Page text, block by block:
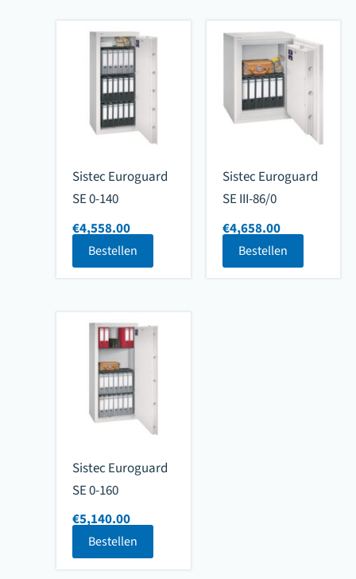
Sistec Euroguard
SE 0-140
€4,558.00
Bestellen
Sistec Euroguard
SE III-86/0
€4,658.00
Bestellen
Sistec Euroguard
SE 0-160
€5,140.00
Bestellen